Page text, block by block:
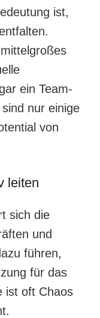
ist,
ein Team-
nur einige
von
leiten
sich die
und
führen,
für das
ist oft Chaos